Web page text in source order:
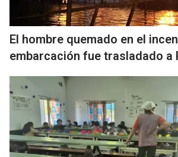
El hombre quemado en el
embarcación fue trasladado a